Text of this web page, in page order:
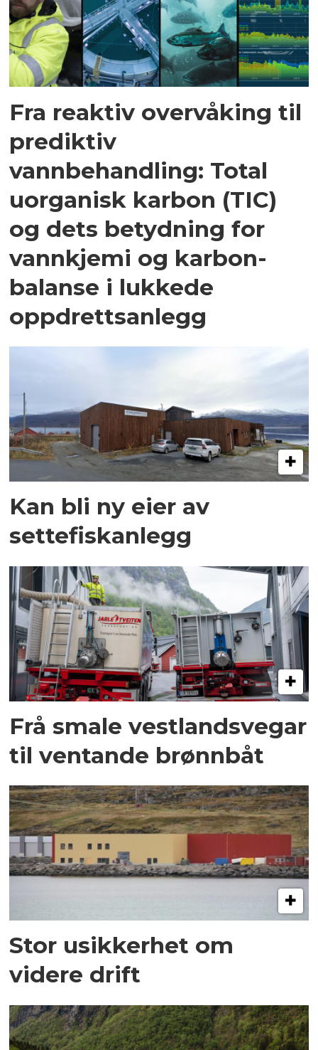
Fra reaktiv overvåking til
prediktiv
vannbehandling: Total
uorganisk karbon (TIC)
og dets betydning for
vannkjemi og karbon­
balanse i lukkede
oppdrettsanlegg
Kan bli ny eier av
settefiskanlegg
Frå smale vestlandsvegar
til ventande brønnbåt
Stor usikkerhet om
videre drift